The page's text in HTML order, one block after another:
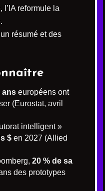
l’IA reformule la
résumé et des
ans européens ont
(Eurostat, avril
intelligent »
$ en 2027 (Allied
20 % de sa
des prototypes